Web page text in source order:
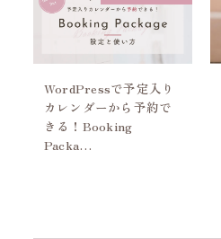
WordPressで予定入り
カレンダーから予約で
きる！Booking
Packa…